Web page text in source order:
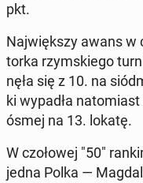
pkt.
Naj­więk­szy awans w
tor­ka rzym­skie­go
nę­ła się z 10. na
ki wypadła
ósmej na 13. lokatę.
W czo­ło­wej "50"
jedna Polka —